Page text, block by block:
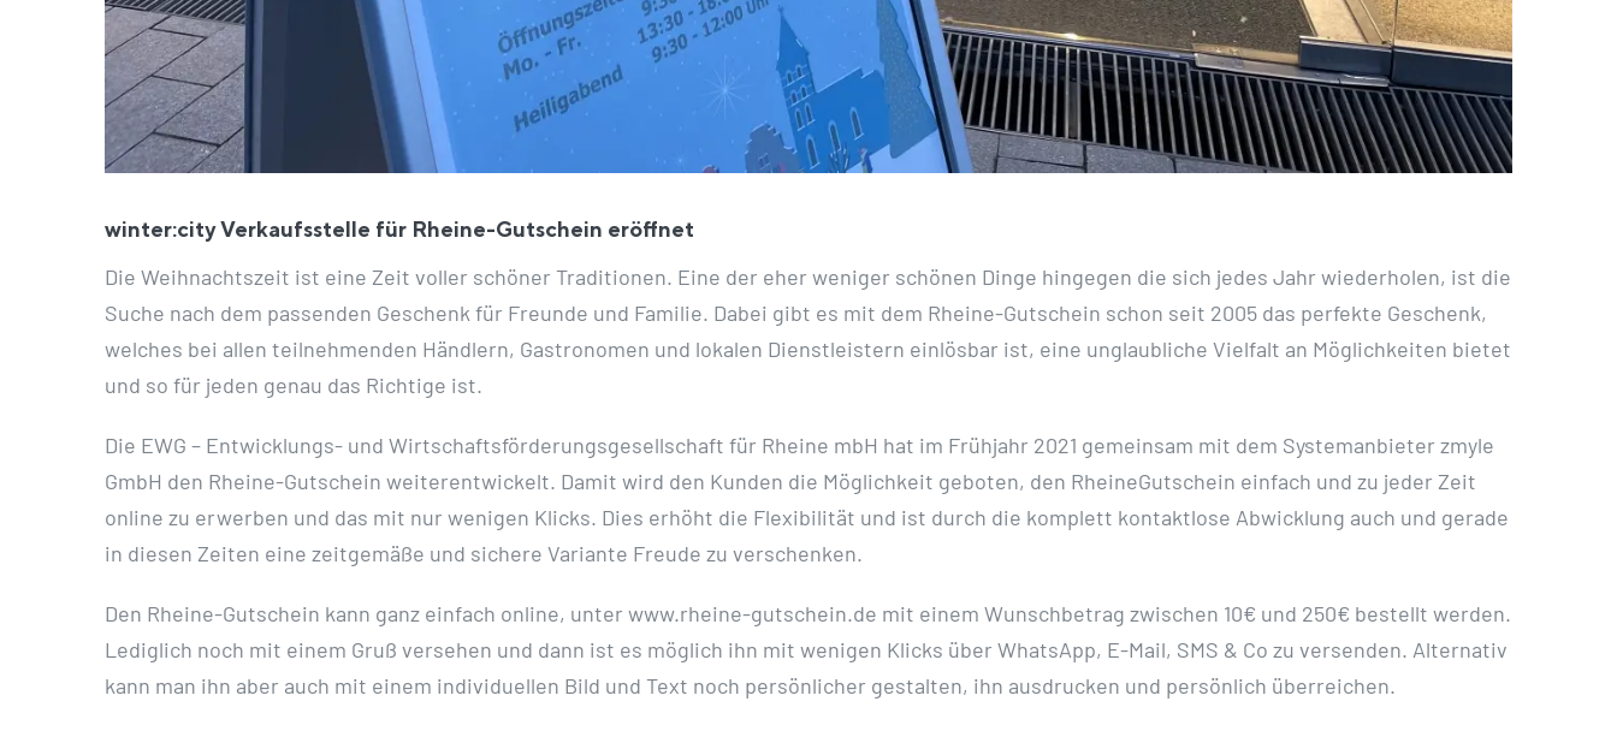
winter:city Verkaufsstelle für Rheine-Gutschein eröffnet
Die Weihnachtszeit ist eine Zeit voller schöner Traditionen. Eine der eher weniger schönen Dinge hingegen die sich jedes Jahr wiederholen, ist die
Suche nach dem passenden Geschenk für Freunde und Familie. Dabei gibt es mit dem Rheine-Gutschein schon seit 2005 das perfekte Geschenk,
welches bei allen teilnehmenden Händlern, Gastronomen und lokalen Dienstleistern einlösbar ist, eine unglaubliche Vielfalt an Möglichkeiten bietet
und so für jeden genau das Richtige ist.
Die EWG – Entwicklungs- und Wirtschaftsförderungsgesellschaft für Rheine mbH hat im Frühjahr 2021 gemeinsam mit dem Systemanbieter zmyle
GmbH den Rheine-Gutschein weiterentwickelt. Damit wird den Kunden die Möglichkeit geboten, den RheineGutschein einfach und zu jeder Zeit
online zu erwerben und das mit nur wenigen Klicks. Dies erhöht die Flexibilität und ist durch die komplett kontaktlose Abwicklung auch und gerade
in diesen Zeiten eine zeitgemäße und sichere Variante Freude zu verschenken.
Den Rheine-Gutschein kann ganz einfach online, unter www.rheine-gutschein.de mit einem Wunschbetrag zwischen 10€ und 250€ bestellt werden.
Lediglich noch mit einem Gruß versehen und dann ist es möglich ihn mit wenigen Klicks über WhatsApp, E-Mail, SMS & Co zu versenden. Alternativ
kann man ihn aber auch mit einem individuellen Bild und Text noch persönlicher gestalten, ihn ausdrucken und persönlich überreichen.